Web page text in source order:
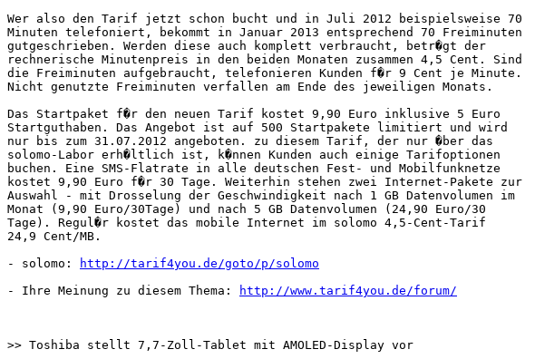
Wer also den Tarif jetzt schon bucht und in Juli 2012 beispielsweise 70
Minuten telefoniert, bekommt in Januar 2013 entsprechend 70 Freiminuten
gutgeschrieben. Werden diese auch komplett verbraucht, betr�gt der
rechnerische Minutenpreis in den beiden Monaten zusammen 4,5 Cent. Sind
die Freiminuten aufgebraucht, telefonieren Kunden f�r 9 Cent je Minute.
Nicht genutzte Freiminuten verfallen am Ende des jeweiligen Monats.
Das Startpaket f�r den neuen Tarif kostet 9,90 Euro inklusive 5 Euro
Startguthaben. Das Angebot ist auf 500 Startpakete limitiert und wird
nur bis zum 31.07.2012 angeboten. zu diesem Tarif, der nur �ber das
solomo-Labor erh�ltlich ist, k�nnen Kunden auch einige Tarifoptionen
buchen. Eine SMS-Flatrate in alle deutschen Fest- und Mobilfunknetze
kostet 9,90 Euro f�r 30 Tage. Weiterhin stehen zwei Internet-Pakete zur
Auswahl - mit Drosselung der Geschwindigkeit nach 1 GB Datenvolumen im
Monat (9,90 Euro/30Tage) und nach 5 GB Datenvolumen (24,90 Euro/30
Tage). Regul�r kostet das mobile Internet im solomo 4,5-Cent-Tarif
24,9 Cent/MB.
- solomo:
http://tarif4you.de/goto/p/solomo
- Ihre Meinung zu diesem Thema:
http://www.tarif4you.de/forum/
>> Toshiba stellt 7,7-Zoll-Tablet mit AMOLED-Display vor